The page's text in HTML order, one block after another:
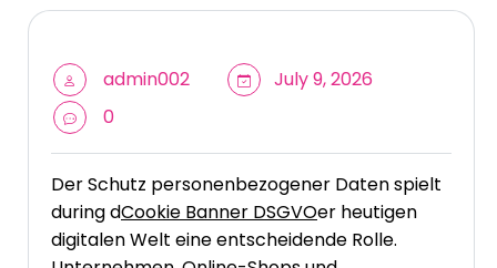
admin002
July 9, 2026
0
Der Schutz personenbezogener Daten spielt
during dCookie Banner DSGVOer heutigen
digitalen Welt eine entscheidende Rolle.